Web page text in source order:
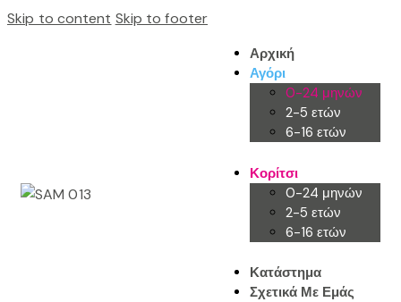
Skip to content Skip to footer
Αρχική
Αγόρι
0-24 μηνών
2-5 ετών
6-16 ετών
Κορίτσι
0-24 μηνών
2-5 ετών
6-16 ετών
Κατάστημα
Σχετικά Με Εμάς